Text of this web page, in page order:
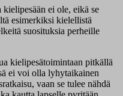
ei ole, eikä se
esimerkiksi kielellistä
suosituksia perheille
kielipesätoimintaan pitkällä
ei voi olla lyhytaikainen
vaan se tulee nähdä